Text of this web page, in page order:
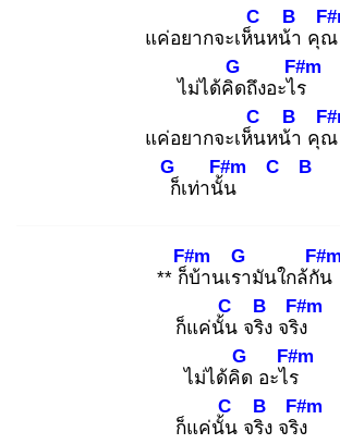
แค่อยากจะเห็น
C
หน้า
B
คุณ
ไม่ได้คิด
G
ถึงอะไร
F#m
แค่อยากจะเห็น
C
หน้า
B
คุณ
ก็
G
เท่านั้น
F#m C B
** ก็บ้
F#m
านเรา
G
มันใกล้กัน
F#m
ก็แค่นั้น
C
จริง
B
จริง
F#m
ไม่ได้คิด
G
อะไร
F#m
ก็แค่นั้น
C
จริง
B
จริง
F#m